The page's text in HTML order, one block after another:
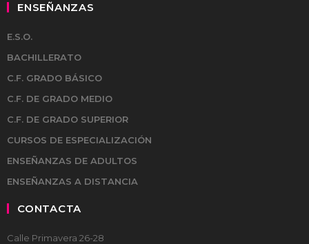
ENSEÑANZAS
E.S.O.
BACHILLERATO
C.F. GRADO BÁSICO
C.F. DE GRADO MEDIO
C.F. DE GRADO SUPERIOR
CURSOS DE ESPECIALIZACIÓN
ENSEÑANZAS DE ADULTOS
ENSEÑANZAS A DISTANCIA
CONTACTA
Calle Primavera 26-28